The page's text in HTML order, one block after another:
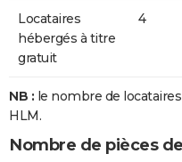
Locataires
hébergés à titre
gratuit
4
NB : le nombre de
HLM.
Nombre de pièces